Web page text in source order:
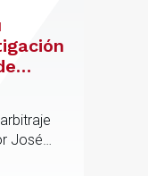
José